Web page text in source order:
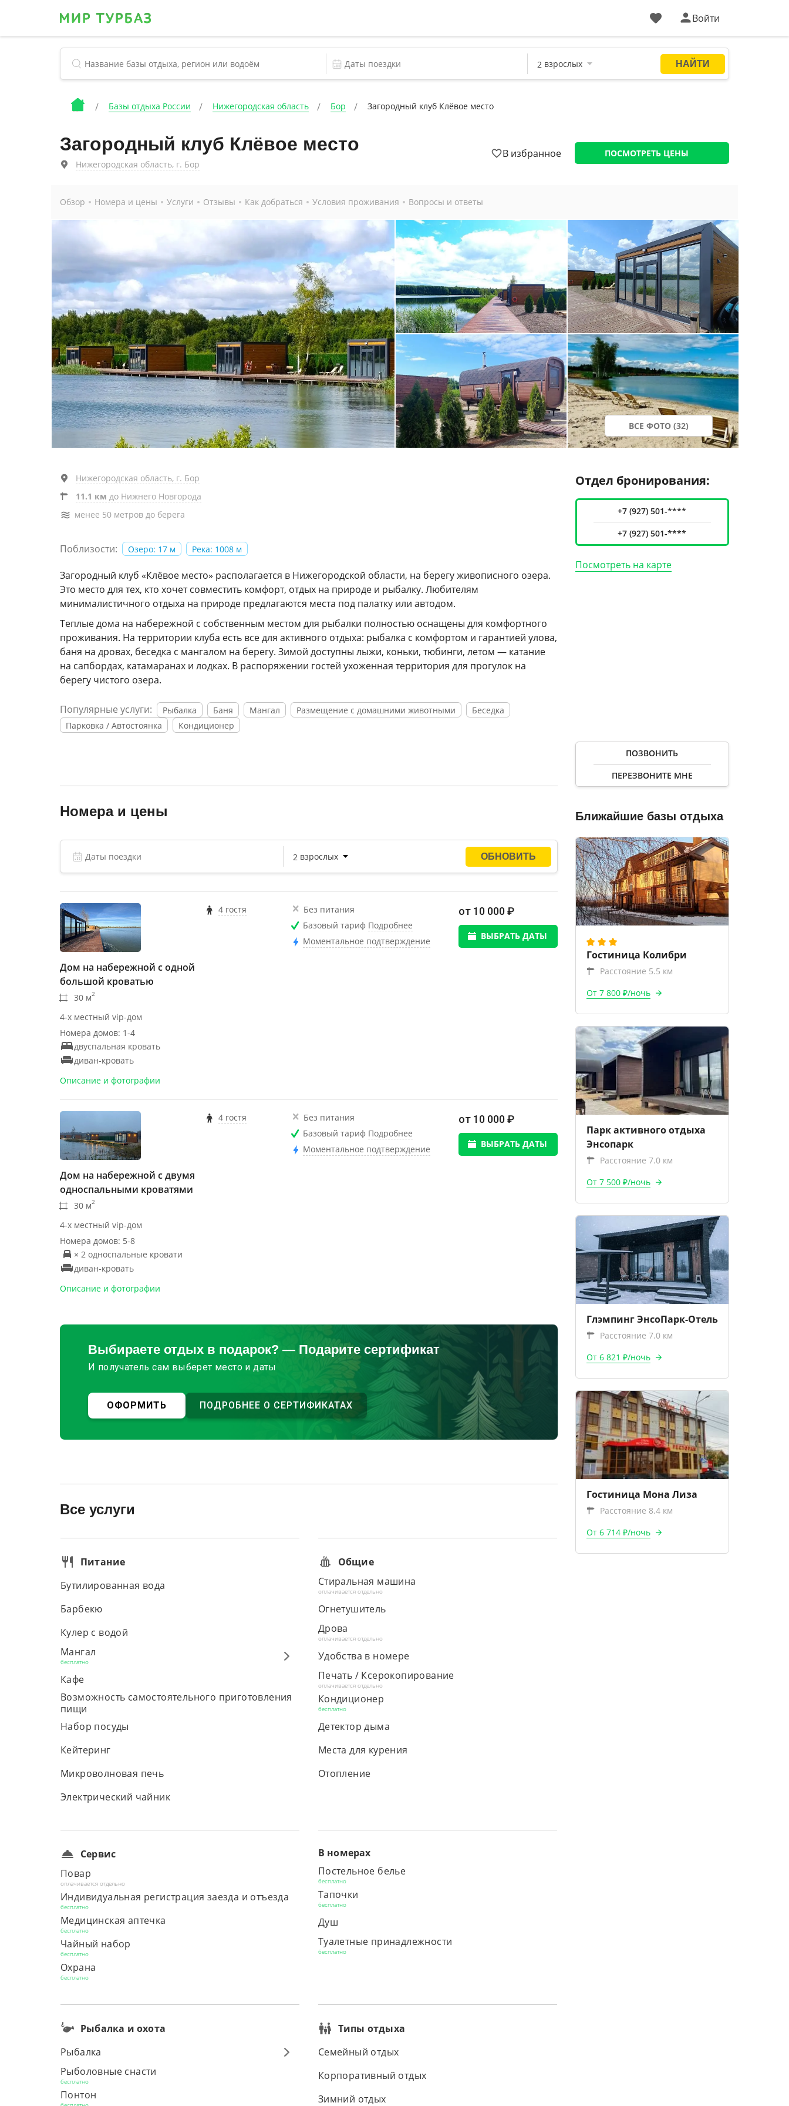
Войти
Базы отдыха России Нижегородская область Бор Загородный клуб Клёвое место
Загородный клуб Клёвое место
Нижегородская область, г. Бор
В избранное ПОСМОТРЕТЬ ЦЕНЫ
Обзор Номера и цены Услуги Отзывы Как добраться Условия проживания Вопросы и ответы
ВСЕ ФОТО (32)
Нижегородская область, г. Бор
11.1 км до Нижнего Новгорода
менее 50 метров до берега
Поблизости: Озеро: 17 м Река: 1008 м
Загородный клуб «Клёвое место» располагается в Нижегородской области, на берегу живописного озера.
Это место для тех, кто хочет совместить комфорт, отдых на природе и рыбалку. Любителям
минималистичного отдыха на природе предлагаются места под палатку или автодом.
Теплые дома на набережной с собственным местом для рыбалки полностью оснащены для комфортного
проживания. На территории клуба есть все для активного отдыха: рыбалка с комфортом и гарантией улова,
баня на дровах, беседка с мангалом на берегу. Зимой доступны лыжи, коньки, тюбинги, летом — катание
на сапбордах, катамаранах и лодках. В распоряжении гостей ухоженная территория для прогулок на
берегу чистого озера.
Популярные услуги: Рыбалка Баня Мангал Размещение с домашними животными
Беседка
Парковка / Автостоянка
Кондиционер
Номера и цены
Дом на набережной с одной
большой кроватью
30 м2
4-х местный vip-дом
Номера домов: 1-4
двуспальная кровать
диван-кровать
Описание и фотографии
4 гостя
Без питания
Базовый тариф Подробнее
Моментальное подтверждение
от 10 000 ₽
ВЫБРАТЬ ДАТЫ
Дом на набережной с двумя
односпальными кроватями
30 м2
4-х местный vip-дом
Номера домов: 5-8
× 2 односпальные кровати
диван-кровать
Описание и фотографии
4 гостя
Без питания
Базовый тариф Подробнее
Моментальное подтверждение
от 10 000 ₽
ВЫБРАТЬ ДАТЫ
Выбираете отдых в подарок? — Подарите сертификат
И получатель сам выберет место и даты
ОФОРМИТЬ ПОДРОБНЕЕ О СЕРТИФИКАТАХ
Все услуги
Питание
Бутилированная вода
Барбекю
Кулер с водой
Мангал
бесплатно
Кафе
Возможность самостоятельного приготовления
пищи
Набор посуды
Кейтеринг
Микроволновая печь
Электрический чайник
Общие
Стиральная машина
оплачивается отдельно
Огнетушитель
Дрова
оплачивается отдельно
Удобства в номере
Печать / Ксерокопирование
оплачивается отдельно
Кондиционер
бесплатно
Детектор дыма
Места для курения
Отопление
Сервис
Повар
оплачивается отдельно
Индивидуальная регистрация заезда и отъезда
бесплатно
Медицинская аптечка
бесплатно
Чайный набор
бесплатно
Охрана
бесплатно
В номерах
Постельное белье
бесплатно
Тапочки
бесплатно
Душ
Туалетные принадлежности
бесплатно
Рыбалка и охота
Рыбалка
Рыболовные снасти
бесплатно
Понтон
Типы отдыха
Семейный отдых
Корпоративный отдых
Зимний отдых
Отдел бронирования:
+7 (927) 501-****
+7 (927) 501-****
Посмотреть на карте
ПОЗВОНИТЬ
ПЕРЕЗВОНИТЕ МНЕ
Ближайшие базы отдыха
Гостиница Колибри
Расстояние 5.5 км
От 7 800 ₽/ночь
Парк активного отдыха
Энсопарк
Расстояние 7.0 км
От 7 500 ₽/ночь
Глэмпинг ЭнсоПарк-Отель
Расстояние 7.0 км
От 6 821 ₽/ночь
Гостиница Мона Лиза
Расстояние 8.4 км
От 6 714 ₽/ночь